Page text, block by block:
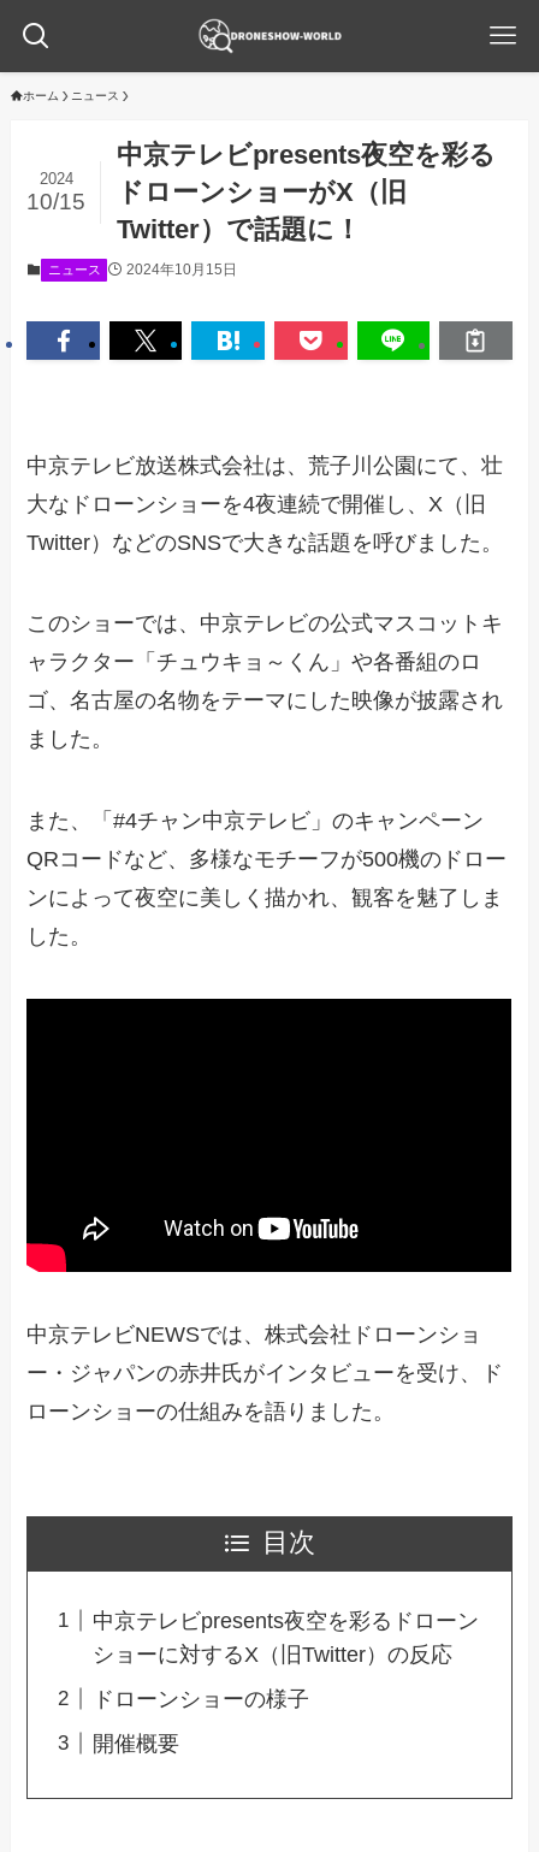
ホーム ニュース
中京テレビpresents夜空を彩る
ドローンショーがX（旧
Twitter）で話題に！
2024
10/15
ニュース 2024年10月15日
中京テレビ放送株式会社は、荒子川公園にて、壮
大なドローンショーを4夜連続で開催し、X（旧
Twitter）などのSNSで大きな話題を呼びました。
このショーでは、中京テレビの公式マスコットキ
ャラクター「チュウキョ～くん」や各番組のロ
ゴ、名古屋の名物をテーマにした映像が披露され
ました。
また、「#4チャン中京テレビ」のキャンペーン
QRコードなど、多様なモチーフが500機のドロー
ンによって夜空に美しく描かれ、観客を魅了しま
した。
中京テレビNEWSでは、株式会社ドローンショ
ー・ジャパンの赤井氏がインタビューを受け、ド
ローンショーの仕組みを語りました。
目次
中京テレビpresents夜空を彩るドローン
ショーに対するX（旧Twitter）の反応
ドローンショーの様子
開催概要